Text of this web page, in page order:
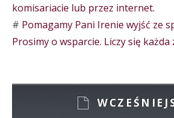
komisariacie lub przez internet.
# Pomagamy Pani Irenie wyjść ze
Prosimy o wsparcie. Liczy się każda